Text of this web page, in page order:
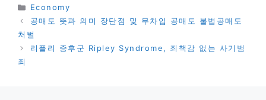
카
테
고
리
Economy
공매도 뜻과 의미 장단점 및 무차입 공매도 불법공매도
처벌
리플리 증후군 Ripley Syndrome, 죄책감 없는 사기범
죄